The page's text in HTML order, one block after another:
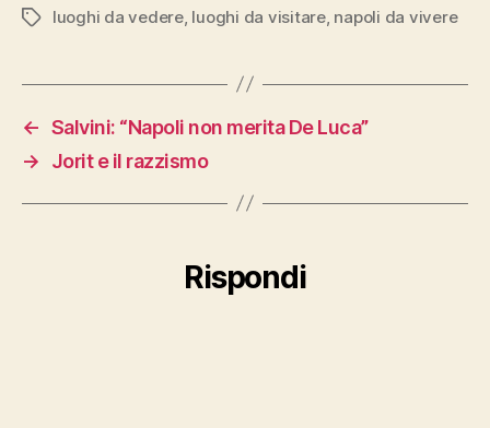
Tag luoghi da vedere, luoghi da visitare, napoli da vivere
← Salvini: “Napoli non merita De Luca”
→
Jorit e il razzismo
Rispondi